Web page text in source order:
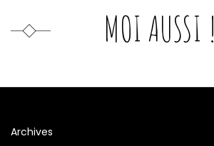
MOI AUSSI !
Archives